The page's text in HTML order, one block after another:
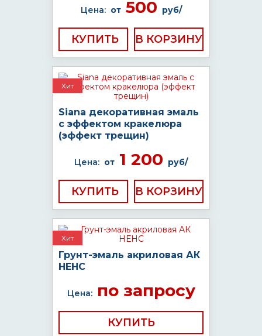
Цена: от500 руб/
КУПИТЬ
Хит
Siana декоративная эмаль
с эффектом кракелюра
(эффект трещин)
Цена: от 1 200 руб/
КУПИТЬ
Хит
Грунт-эмаль акриловая АК
НЕНС
Цена:по запросу
КУПИТЬ